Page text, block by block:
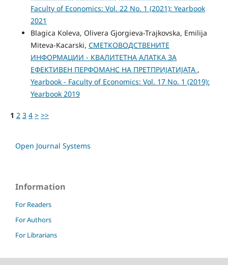
Faculty of Economics: Vol. 22 No. 1 (2021): Yearbook
2021
Blagica Koleva, Olivera Gjorgieva-Trajkovska, Emilija
Miteva-Kacarski, СМЕТКОВОДСТВЕНИТЕ
ИНФОРМАЦИИ - КВАЛИТЕТНА АЛАТКА ЗА
ЕФЕКТИВЕН ПЕРФОМАНС НА ПРЕТПРИЈАТИЈАТА ,
Yearbook - Faculty of Economics: Vol. 17 No. 1 (2019):
Yearbook 2019
1 2 3 4 > >>
Open Journal Systems
Information
For Readers
For Authors
For Librarians